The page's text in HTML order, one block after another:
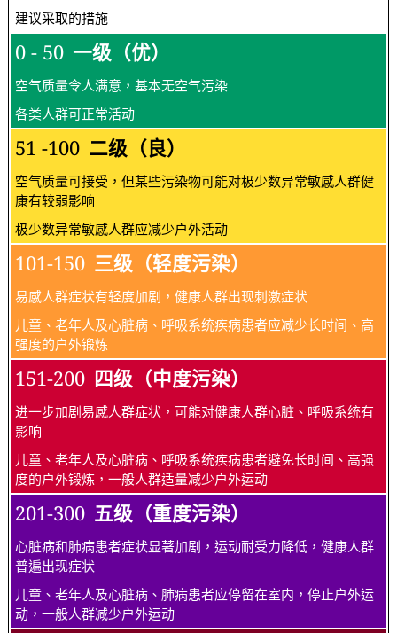
建议采取的措施
0 - 50 一级（优）
空气质量令人满意，基本无空气污染
各类人群可正常活动
51 -100 二级（良）
空气质量可接受，但某些污染物可能对极少数异常敏感人群健
康有较弱影响
极少数异常敏感人群应减少户外活动
101-150 三级（轻度污染）
易感人群症状有轻度加剧，健康人群出现刺激症状
儿童、老年人及心脏病、呼吸系统疾病患者应减少长时间、高
强度的户外锻炼
151-200 四级（中度污染）
进一步加剧易感人群症状，可能对健康人群心脏、呼吸系统有
影响
儿童、老年人及心脏病、呼吸系统疾病患者避免长时间、高强
度的户外锻炼，一般人群适量减少户外运动
201-300 五级（重度污染）
心脏病和肺病患者症状显著加剧，运动耐受力降低，健康人群
普遍出现症状
儿童、老年人及心脏病、肺病患者应停留在室内，停止户外运
动，一般人群减少户外运动